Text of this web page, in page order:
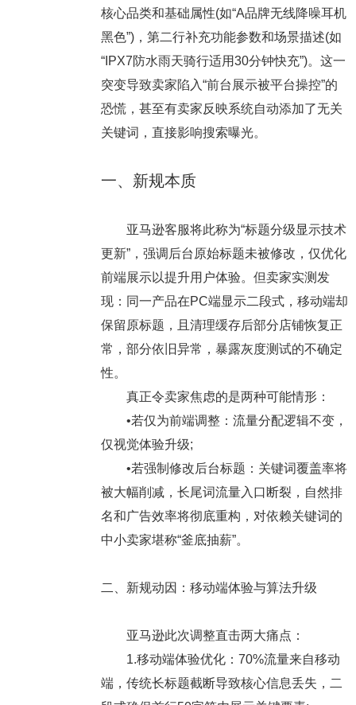
核心品类和基础属性(如“A品牌无线降噪耳机
黑色”)，第二行补充功能参数和场景描述(如
“IPX7防水雨天骑行适用30分钟快充”)。这一
突变导致卖家陷入“前台展示被平台操控”的
恐慌，甚至有卖家反映系统自动添加了无关
关键词，直接影响搜索曝光。
一、新规本质
亚马逊客服将此称为“标题分级显示技术
更新”，强调后台原始标题未被修改，仅优化
前端展示以提升用户体验。但卖家实测发
现：同一产品在PC端显示二段式，移动端却
保留原标题，且清理缓存后部分店铺恢复正
常，部分依旧异常，暴露灰度测试的不确定
性。
真正令卖家焦虑的是两种可能情形：
•若仅为前端调整：流量分配逻辑不变，
仅视觉体验升级;
•若强制修改后台标题：关键词覆盖率将
被大幅削减，长尾词流量入口断裂，自然排
名和广告效率将彻底重构，对依赖关键词的
中小卖家堪称“釜底抽薪”。
二、新规动因：移动端体验与算法升级
亚马逊此次调整直击两大痛点：
1.移动端体验优化：70%流量来自移动
端，传统长标题截断导致核心信息丢失，二